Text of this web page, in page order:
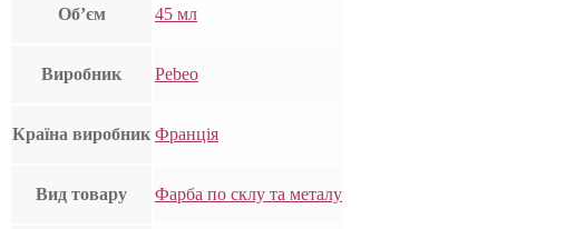
Об’єм 45 мл
Виробник Pebeo
Країна виробник Франція
Вид товару Фарба по склу та металу